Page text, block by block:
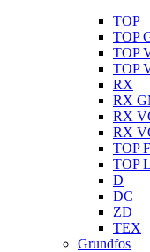
TOP
TOP
TOP
TOP
RX
RX
RX
RX
TOP
TOP
D
DC
ZD
TEX
Grundfos